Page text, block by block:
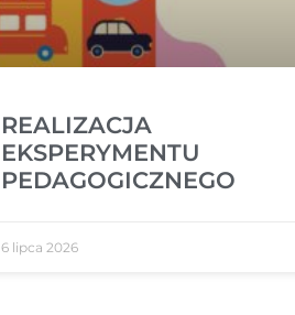
REALIZACJA
EKSPERYMENTU
PEDAGOGICZNEGO
6 lipca 2026